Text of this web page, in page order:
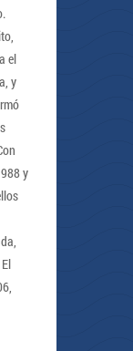
el
y
y